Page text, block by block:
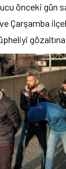
önceki gün
Çarşamba
gözaltına